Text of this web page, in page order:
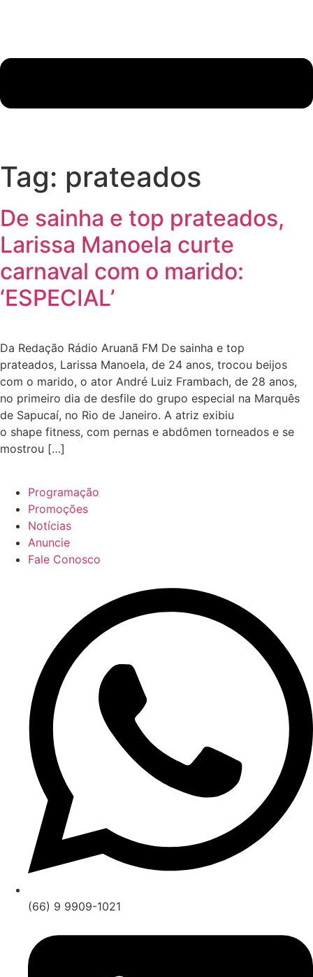
Tag: prateados
De sainha e top prateados,
Larissa Manoela curte
carnaval com o marido:
‘ESPECIAL’
Da Redação Rádio Aruanã FM De sainha e top
prateados, Larissa Manoela, de 24 anos, trocou beijos
com o marido, o ator André Luiz Frambach, de 28 anos,
no primeiro dia de desfile do grupo especial na Marquês
de Sapucaí, no Rio de Janeiro. A atriz exibiu
o shape fitness, com pernas e abdômen torneados e se
mostrou […]
Programação
Promoções
Notícias
Anuncie
Fale Conosco
(66) 9 9909-1021